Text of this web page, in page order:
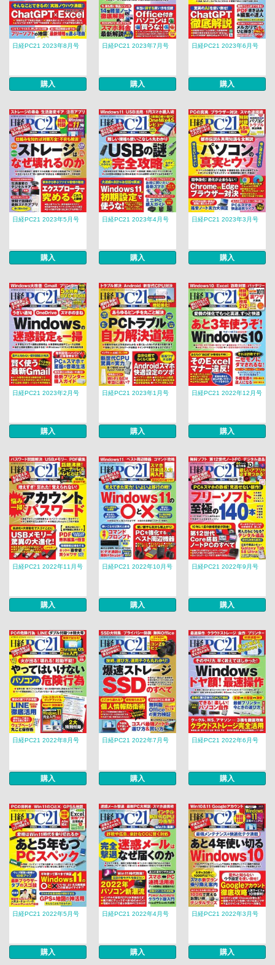
日経PC21 2023年8月号
購入
日経PC21 2023年7月号
購入
日経PC21 2023年6月号
購入
日経PC21 2023年5月号
購入
日経PC21 2023年4月号
購入
日経PC21 2023年3月号
購入
日経PC21 2023年2月号
購入
日経PC21 2023年1月号
購入
日経PC21 2022年12月号
購入
日経PC21 2022年11月号
購入
日経PC21 2022年10月号
購入
日経PC21 2022年9月号
購入
日経PC21 2022年8月号
購入
日経PC21 2022年7月号
購入
日経PC21 2022年6月号
購入
日経PC21 2022年5月号
購入
日経PC21 2022年4月号
購入
日経PC21 2022年3月号
購入